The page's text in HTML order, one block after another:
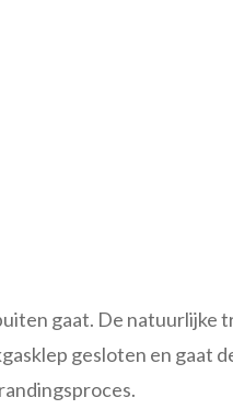
gaat. De natuurlijke
gesloten en gaat